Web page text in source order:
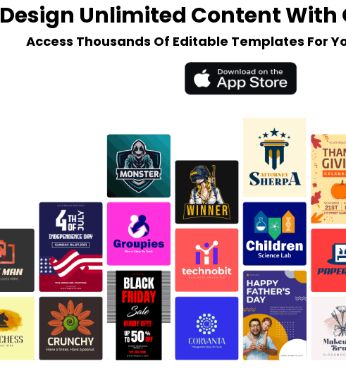
Design Unlimited Content With
Access Thousands Of Editable Templates For